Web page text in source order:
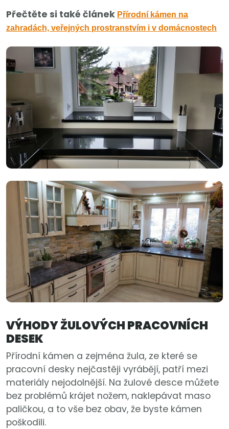
Přečtěte si také článek Přírodní kámen na
zahradách, veřejných prostranstvím i v domácnostech
VÝHODY ŽULOVÝCH PRACOVNÍCH
DESEK
Přírodní kámen a zejména žula, ze které se
pracovní desky nejčastěji vyrábějí, patří mezi
materiály nejodolnější. Na žulové desce můžete
bez problémů krájet nožem, naklepávat maso
paličkou, a to vše bez obav, že byste kámen
poškodili.